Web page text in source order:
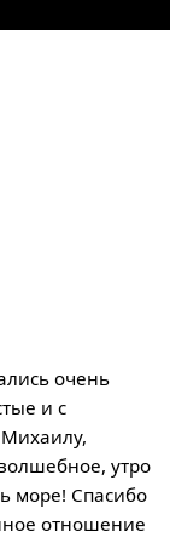
только
очень
и с
утро
море! Спасибо
отношение